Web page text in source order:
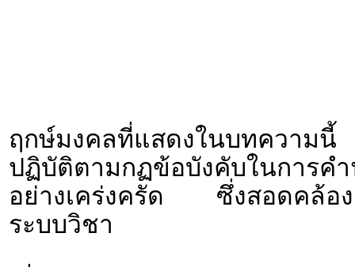
ฤกษ์มงคลที่แสดงในบทความ
ปฏิบัติตามกฏข้อบังคับในก
อย่างเคร่งครัด ซึ่งสอดคล้อง
ระบบวิชา